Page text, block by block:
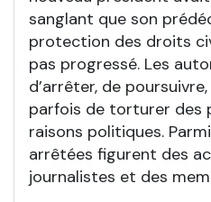
sanglant que son
protection des droits
pas progressé. Les
d’arrêter, de
parfois de torturer des
raisons politiques.
arrêtées figurent des
journalistes et des